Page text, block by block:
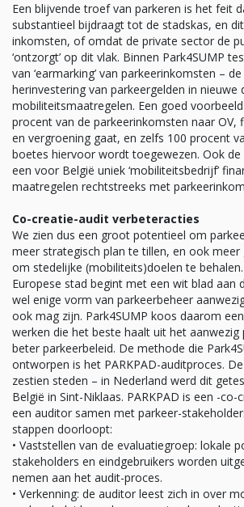
Een blijvende troef van parkeren is het feit
substantieel bijdraagt tot de stadskas, en
inkomsten, of omdat de private sector de
‘ontzorgt’ op dit vlak. Binnen Park4SUMP
van ‘earmarking’ van parkeerinkomsten –
herinvestering van parkeergelden in nieuwe
mobiliteitsmaatregelen. Een goed
procent van de parkeerinkomsten naar OV,
en vergroening gaat, en zelfs 100 procent
boetes hiervoor wordt toegewezen. Ook
een voor België uniek ‘mobiliteitsbedrijf’
maatregelen rechtstreeks met
Co-creatie-audit verbeteracties
We zien dus een groot potentieel om
meer strategisch plan te tillen, en ook
om stedelijke (mobiliteits)doelen te
Europese stad begint met een wit blad aan
wel enige vorm van parkeerbeheer
ook mag zijn. Park4SUMP koos daarom
werken die het beste haalt uit het
beter parkeerbeleid. De methode die
ontworpen is het PARKPAD-auditproces.
zestien steden – in Nederland werd dit
België in Sint-Niklaas. PARKPAD is een -
een auditor samen met parkeer-
stappen doorloopt:
• Vaststellen van de evaluatiegroep: lokale
stakeholders en eindgebruikers worden
nemen aan het audit-proces.
• Verkenning: de auditor leest zich in over